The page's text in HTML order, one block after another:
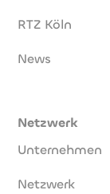
RTZ Köln
News
Netzwerk
Unternehmen
Netzwerk